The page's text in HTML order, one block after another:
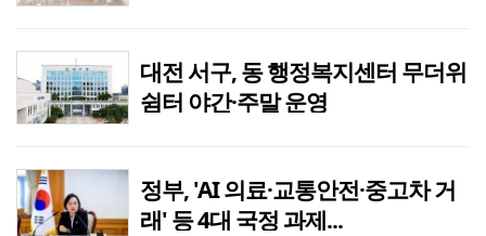
대전 서구, 동 행정복지센터 무더위
쉼터 야간·주말 운영
정부, 'AI 의료·교통안전·중고차 거
래' 등 4대 국정 과제...